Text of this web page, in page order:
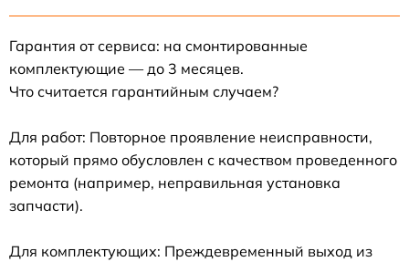
Гарантия от сервиса: на смонтированные
комплектующие — до 3 месяцев.
Что считается гарантийным случаем?
Для работ: Повторное проявление неисправности,
который прямо обусловлен с качеством проведенного
ремонта (например, неправильная установка
запчасти).
Для комплектующих: Преждевременный выход из